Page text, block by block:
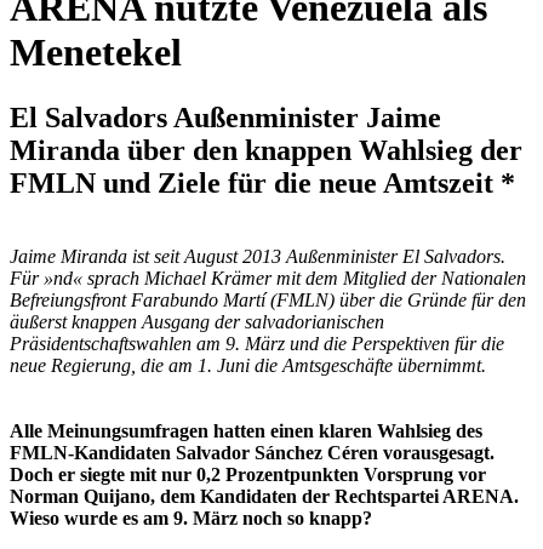
Menetekel
El Salvadors Außenminister Jaime
Miranda über den knappen Wahlsieg der
FMLN und Ziele für die neue Amtszeit *
Jaime Miranda ist seit August 2013 Außenminister El Salvadors.
Für »nd« sprach Michael Krämer mit dem Mitglied der Nationalen
Befreiungsfront Farabundo Martí (FMLN) über die Gründe für den
äußerst knappen Ausgang der salvadorianischen
Präsidentschaftswahlen am 9. März und die Perspektiven für die
neue Regierung, die am 1. Juni die Amtsgeschäfte übernimmt.
Alle Meinungsumfragen hatten einen klaren Wahlsieg des
FMLN-Kandidaten Salvador Sánchez Céren vorausgesagt.
Doch er siegte mit nur 0,2 Prozentpunkten Vorsprung vor
Norman Quijano, dem Kandidaten der Rechtspartei ARENA.
Wieso wurde es am 9. März noch so knapp?